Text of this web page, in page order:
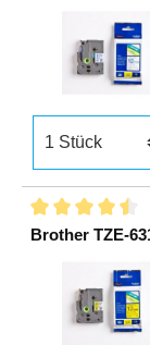
Brother TZE-